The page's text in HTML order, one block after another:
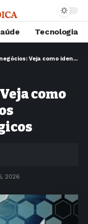
Tecnologia
como identificar parceiros comerciais estratégicos
como
2026